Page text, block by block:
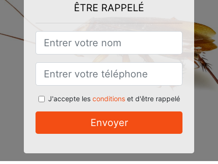
ÊTRE RAPPELÉ
J'accepte les conditionset d'être rappelé
Envoyer